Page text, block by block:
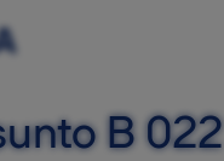
B 022